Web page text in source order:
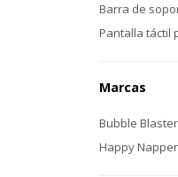
Barra de
Pantalla táctil
Marcas
Bubble Blaster
Happy